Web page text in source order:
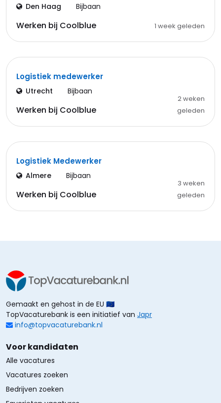
Den Haag Bijbaan
Werken bij Coolblue 1 week geleden
Logistiek medewerker
Utrecht Bijbaan
Werken bij Coolblue
2 weken
geleden
Logistiek Medewerker
Almere Bijbaan
Werken bij Coolblue
3 weken
geleden
Gemaakt en gehost in de EU 🇪🇺
TopVacaturebank is een initiatief van Japr
info@topvacaturebank.nl
Voor kandidaten
Alle vacatures
Vacatures zoeken
Bedrijven zoeken